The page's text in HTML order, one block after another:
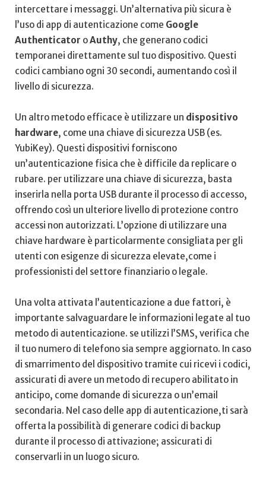
intercettare i messaggi. Un’alternativa più sicura è
l’uso di app di autenticazione come Google
Authenticator oAuthy, che generano codici
temporanei direttamente sul tuo ⁣dispositivo. Questi
codici cambiano ogni 30 secondi, aumentando così​ il
livello di sicurezza.
Un altro metodo efficace è utilizzare un dispositivo
hardware, come una chiave di sicurezza USB (es.
YubiKey). Questi dispositivi forniscono
un’autenticazione fisica che è difficile da replicare o⁣
rubare. per utilizzare una chiave di sicurezza, basta
inserirla nella porta USB durante il processo‌ di accesso,
offrendo così un ulteriore livello di ‍protezione contro
accessi non autorizzati. L’opzione di utilizzare una
chiave hardware è particolarmente consigliata per gli
utenti con esigenze ⁣di sicurezza​ elevate,come i
professionisti del settore ⁣finanziario o legale.
Una volta attivata l’autenticazione a due fattori, è
importante‌ salvaguardare le informazioni​ legate al tuo
metodo ⁤di autenticazione. se utilizzi l’SMS, verifica che
il tuo numero di ⁤telefono sia sempre aggiornato. In caso
di smarrimento del dispositivo tramite cui ricevi i codici,
assicurati di avere un metodo di recupero abilitato in
anticipo, come domande di sicurezza o un’email
secondaria. Nel caso delle app di autenticazione,ti sarà
offerta la possibilità di generare codici di backup⁤
durante il processo di attivazione; assicurati⁣ di
conservarli in un luogo sicuro.